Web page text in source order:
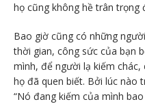
họ cũng không hề trân trọng
Bao giờ cũng có những
thời gian, công sức của bạn
mình, để người lạ kiếm
họ đã quen biết. Bởi lúc nào
“Nó đang kiếm của mình